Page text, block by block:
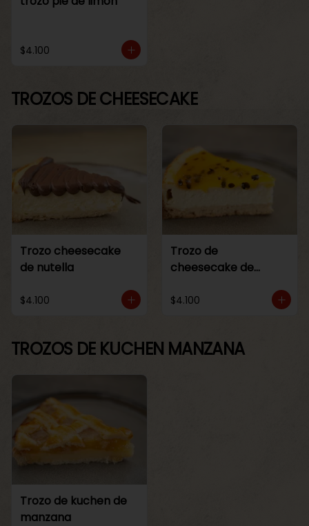
$4.100
TROZOS DE CHEESECAKE
Trozo cheesecake
de nutella
$4.100
Trozo de
cheesecake de
$4.100
TROZOS DE KUCHEN MANZANA
Trozo de kuchen de
manzana